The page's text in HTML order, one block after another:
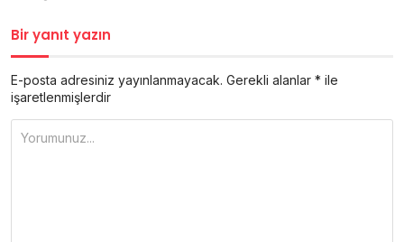
Bir yanıt yazın
E-posta adresiniz yayınlanmayacak. Gerekli alanlar * ile
işaretlenmişlerdir